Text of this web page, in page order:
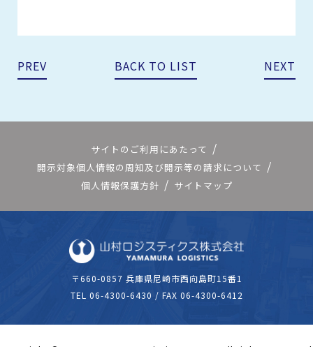
PREV BACK TO LIST NEXT
〒660-0857 兵庫県尼崎市西向島町15番1
TEL 06-4300-6430 / FAX 06-4300-6412
サイトのご利用にあたって
開示対象個人情報の周知及び開示等の請求について
個人情報保護方針
サイトマップ